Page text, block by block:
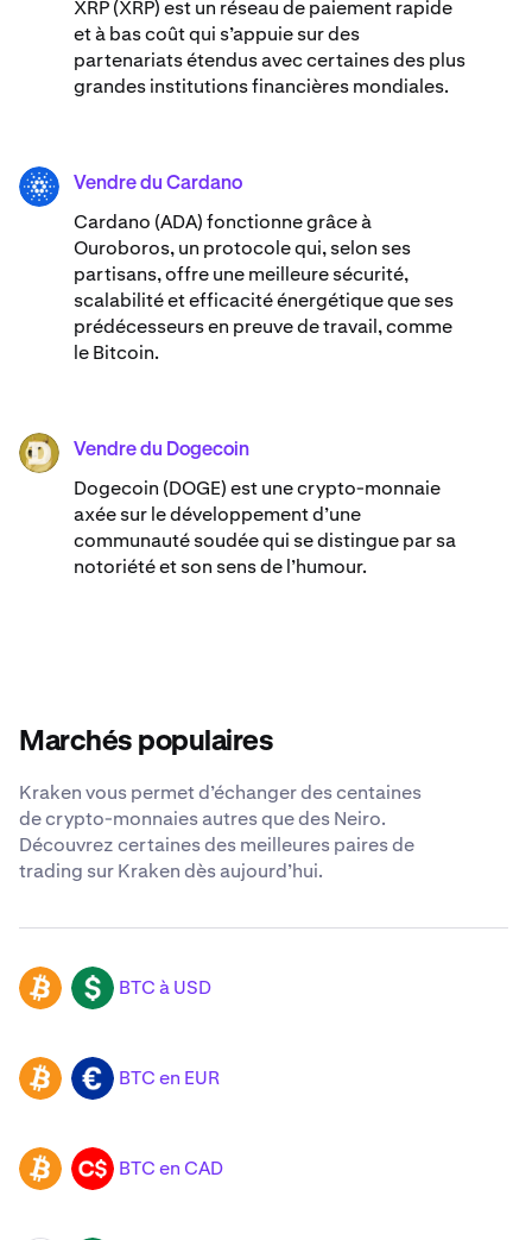
XRP (XRP) est un réseau de paiement rapide
et à bas coût qui s’appuie sur des
partenariats étendus avec certaines des plus
grandes institutions financières mondiales.
ADA Vendre du Cardano
Cardano (ADA) ​​fonctionne grâce à
Ouroboros, un protocole qui, selon ses
partisans, offre une meilleure sécurité,
scalabilité et efficacité énergétique que ses
prédécesseurs en preuve de travail, comme
le Bitcoin.
DOGE Vendre du Dogecoin
Dogecoin (DOGE) est une crypto-monnaie
axée sur le développement d’une
communauté soudée qui se distingue par sa
notoriété et son sens de l’humour.
Marchés populaires
Kraken vous permet d’échanger des centaines
de crypto-monnaies autres que des Neiro.
Découvrez certaines des meilleures paires de
trading sur Kraken dès aujourd’hui.
BTC USD BTC à USD
BTC EUR BTC en EUR
BTC CAD BTC en CAD